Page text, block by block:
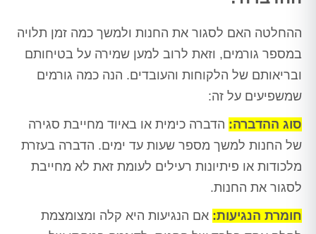
ההחלטה האם לסגור את החנות ולמשך כמה זמן תלויה
במספר גורמים, וזאת לרוב למען שמירה על בטיחותם
ובריאותם של הלקוחות והעובדים. הנה כמה גורמים
שמשפיעים על זה:
סוג ההדברה: הדברה כימית או באיוד מחייבת סגירה
של החנות למשך מספר שעות עד ימים. הדברה בעזרת
מלכודות או פיתיונות רעילים לעומת זאת לא מחייבת
לסגור את החנות.
חומרת הנגיעות: אם הנגיעות היא קלה ומצומצמת